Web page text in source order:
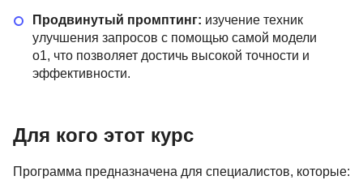
Продвинутый промптинг: изучение техник
улучшения запросов с помощью самой модели
o1, что позволяет достичь высокой точности и
эффективности.
Для кого этот курс
Программа предназначена для специалистов, которые: